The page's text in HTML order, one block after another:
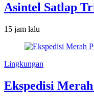
Asintel Satlap
15 jam lalu
Lingkungan
Ekspedisi